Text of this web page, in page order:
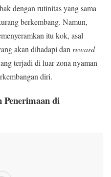
dengan rutinitas yang sama
berkembang. Namun,
itu kok, asal
akan dihadapi dan reward
terjadi di luar zona nyaman
diri.
di